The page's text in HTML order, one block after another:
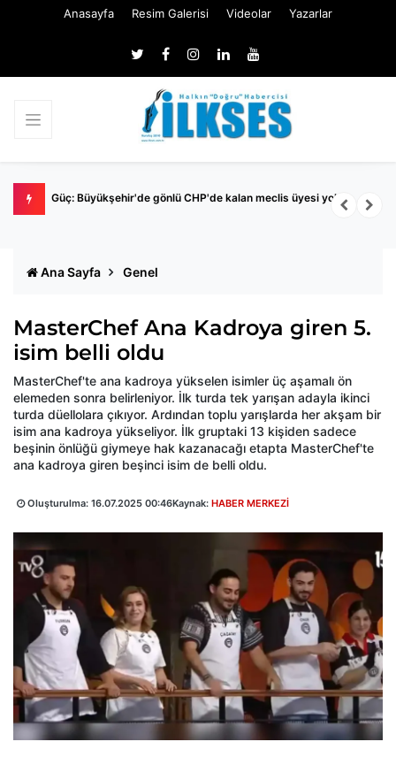
Anasayfa Resim Galerisi Videolar Yazarlar
Güç: Büyükşehir'de gönlü CHP'de kalan meclis üyesi yok
Ana Sayfa Genel
MasterChef Ana Kadroya giren 5.
isim belli oldu
MasterChef'te ana kadroya yükselen isimler üç aşamalı ön
elemeden sonra belirleniyor. İlk turda tek yarışan adayla ikinci
turda düellolara çıkıyor. Ardından toplu yarışlarda her akşam bir
isim ana kadroya yükseliyor. İlk gruptaki 13 kişiden sadece
beşinin önlüğü giymeye hak kazanacağı etapta MasterChef'te
ana kadroya giren beşinci isim de belli oldu.
Oluşturulma: 16.07.2025 00:46Kaynak: HABER MERKEZİ